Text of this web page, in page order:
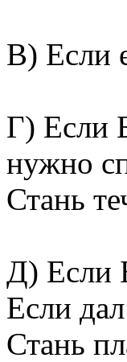
В) Если
Г) Если
нужно
Стань
Д) Если
Если
Стань